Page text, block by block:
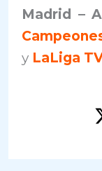
Madrid –
y LaLiga